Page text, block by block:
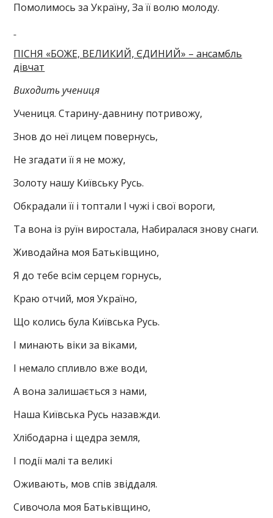
Помолимось за Україну, За її волю молоду.
ПІСНЯ «БОЖЕ, ВЕЛИКИЙ, ЄДИНИЙ» – ансамбль
дівчат
Виходить учениця
Учениця. Старину-давнину потривожу,
Знов до неї лицем повернусь,
Не згадати її я не можу,
Золоту нашу Київську Русь.
Обкрадали її і топтали І чужі і свої вороги,
Та вона із руїн виростала, Набиралася знову снаги.
Живодайна моя Батьківщино,
Я до тебе всім серцем горнусь,
Краю отчий, моя Україно,
Що колись була Київська Русь.
І минають віки за віками,
І немало спливло вже води,
А вона залишається з нами,
Наша Київська Русь назавжди.
Хлібодарна і щедра земля,
І події малі та великі
Оживають, мов спів звіддаля.
Сивочола моя Батьківщино,